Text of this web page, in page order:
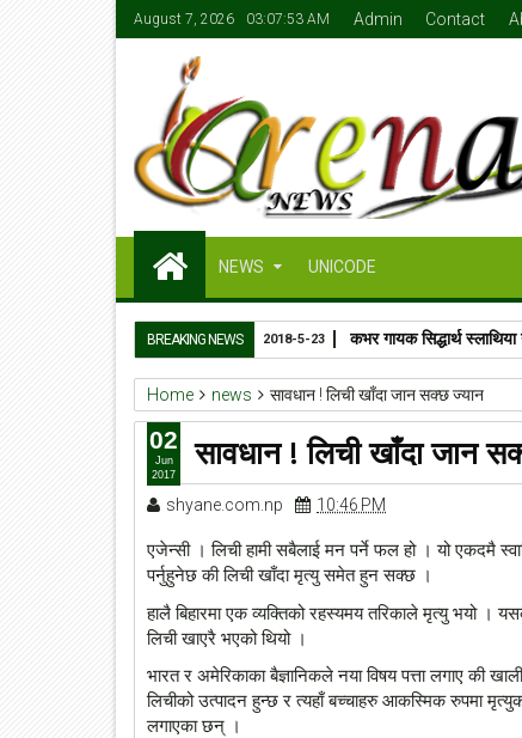
August 7, 2026 03:07:53 AM Admin Contact
NEWS UNICODE
BREAKING NEWS कभर गायक सिद्धार्थ स्लाथिया
2018-5-23
Home news सावधान ! लिची खाँदा जान सक्छ ज्यान
सावधान ! लिची खाँदा जान
shyane.com.np 10:46 PM
एजेन्सी । लिची हामी सबैलाई मन पर्ने फल हो । यो एकदमै
पर्नुहुनेछ की लिची खाँदा मृत्यु समेत हुन सक्छ ।
हालै बिहारमा एक व्यक्तिको रहस्यमय तरिकाले मृत्यु भयो
लिची खाएरै भएको थियो ।
भारत र अमेरिकाका बैज्ञानिकले नया विषय पत्ता लगाए की
लिचीको उत्पादन हुन्छ र त्यहाँ बच्चाहरु आकस्मिक रुपमा
लगाएका छन् ।
02
Jun
2017